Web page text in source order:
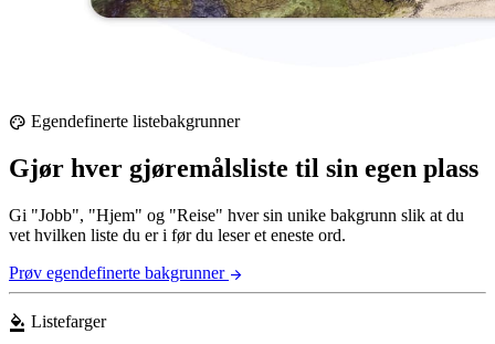
palette Egendefinerte listebakgrunner
Gjør hver gjøremålsliste til sin egen plass
Gi "Jobb", "Hjem" og "Reise" hver sin unike bakgrunn slik at du
vet hvilken liste du er i før du leser et eneste ord.
Prøv egendefinerte bakgrunner arrow_forward
format_color_fill Listefarger